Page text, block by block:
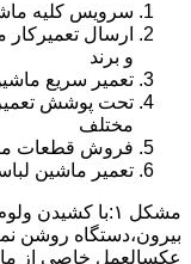
سرویس کلیه
ارسال
و برند
تعمیر سریع
تحت پوشش
مختلف
فروش قطعات
تعمیر ماشین
مشکل ۱:ﺑﺎ
ﺑﯿﺮون،دستگاه روﺷﻦ
عکسالعمل ﺧﺎﺻﯽ از